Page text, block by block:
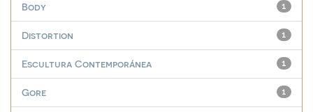
1
Body
1
Distortion
1
Escultura Contemporánea
1
Gore